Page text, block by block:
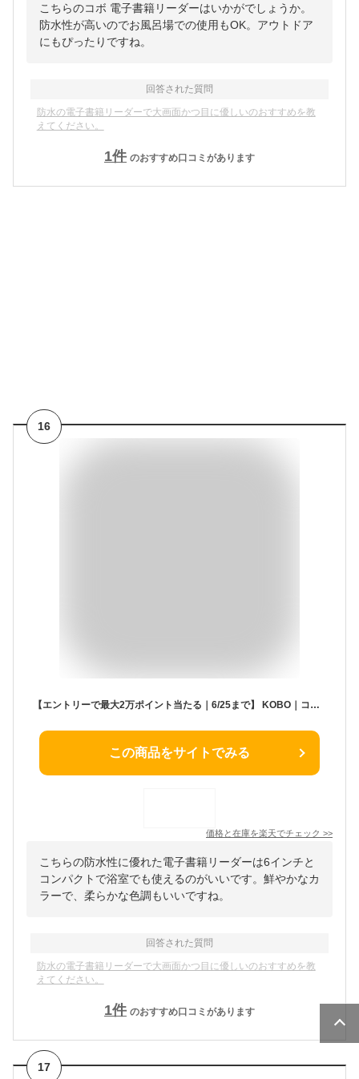
こちらのコボ 電子書籍リーダーはいかがでしょうか。
防水性が高いのでお風呂場での使用もOK。アウトドア
にもぴったりですね。
回答された質問
防水の電子書籍リーダーで大画面かつ目に優しいのおすすめを教
えてください。
1件 のおすすめ口コミがあります
16
【エントリーで最大2万ポイント当たる｜6/25まで】 KOBO｜コボ 電子書籍リーダー Kobo Clara Colour ブラック N367-KJ-BK-S-CK [6インチ /防水]
この商品をサイトでみる
価格と在庫を楽天でチェック >>
こちらの防水性に優れた電子書籍リーダーは6インチと
コンパクトで浴室でも使えるのがいいです。鮮やかなカ
ラーで、柔らかな色調もいいですね。
回答された質問
防水の電子書籍リーダーで大画面かつ目に優しいのおすすめを教
えてください。
1件 のおすすめ口コミがあります
17